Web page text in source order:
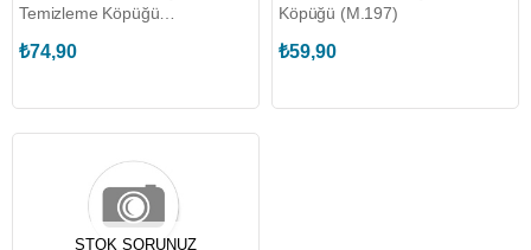
Temizleme Köpüğü
₺74,90
Köpüğü (M.197)
₺59,90
STOK SORUNUZ